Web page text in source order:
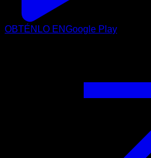
OBTÉNLO ENGoogle Play